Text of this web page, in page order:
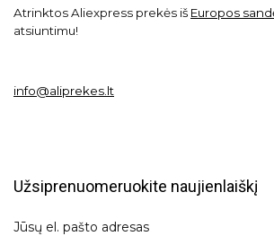
Atrinktos Aliexpress prekės iš Europos
atsiuntimu!
info@aliprekes.lt
Užsiprenuomeruokite naujienlaiškį
Jūsų el. pašto adresas